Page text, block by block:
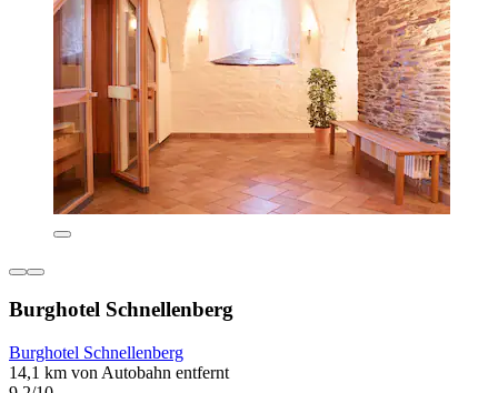
Burghotel Schnellenberg
Burghotel Schnellenberg
14,1 km von Autobahn entfernt